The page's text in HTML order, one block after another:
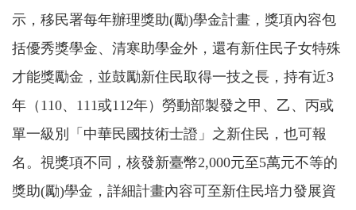
示，移民署每年辦理獎助(勵)學金計畫，獎項內容包
括優秀獎學金、清寒助學金外，還有新住民子女特殊
才能獎勵金，並鼓勵新住民取得一技之長，持有近3
年（ 110、 111或112年）勞動部製發之甲、乙、丙或
單一級別「中華民國技術士證」之新住民，也可報
名。視獎項不同，核發新臺幣2,000元至5萬元不等的
獎助(勵)學金，詳細計畫內容可至新住民培力發展資